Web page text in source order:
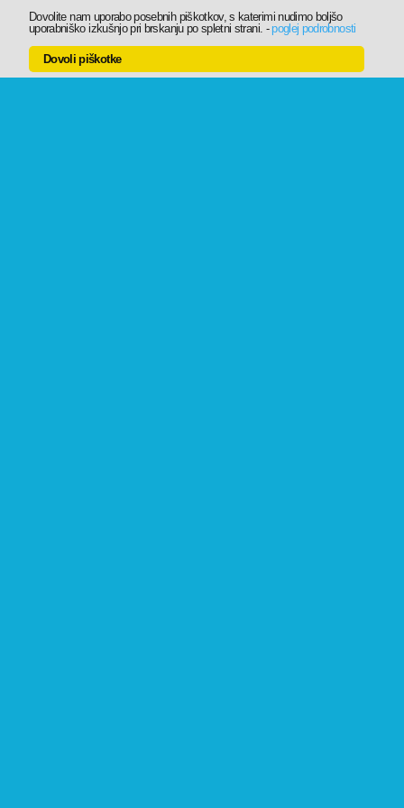
Dovolite nam uporabo posebnih piškotkov, s katerimi nudimo boljšo
uporabniško izkušnjo pri brskanju po spletni strani. -poglej podrobnosti
Dovoli piškotke